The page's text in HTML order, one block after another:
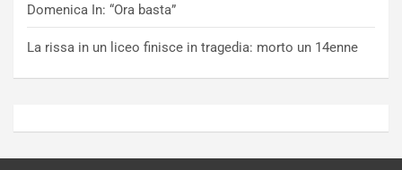
Domenica In: “Ora basta”
La rissa in un liceo finisce in tragedia: morto un 14enne